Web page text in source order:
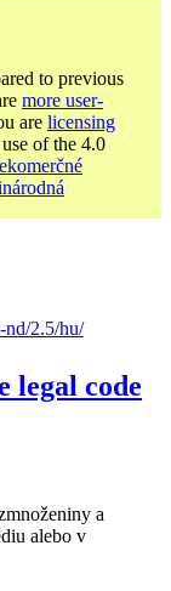
to previous
more user-
are licensing
of the 4.0
nd/2.5/hu/
legal code
a
alebo v